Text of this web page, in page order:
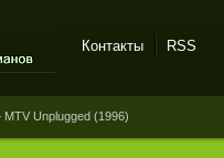
Контакты RSS
MTV Unplugged (1996)